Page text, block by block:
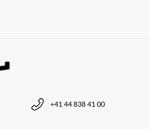
+41 44 838 41 00